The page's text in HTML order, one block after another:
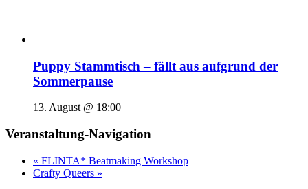
Puppy Stammtisch – fällt aus aufgrund der
Sommerpause
13. August @ 18:00
Veranstaltung-Navigation
« FLINTA* Beatmaking Workshop
Crafty Queers »